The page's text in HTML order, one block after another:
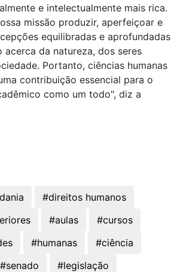
e intelectualmente mais rica.
missão produzir, aperfeiçoar e
equilibradas e aprofundadas
acerca da natureza, dos seres
Portanto, ciências humanas
contribuição essencial para o
como um todo", diz a
#direitos humanos
#aulas
#cursos
#humanas
#ciência
#senado
#legislação